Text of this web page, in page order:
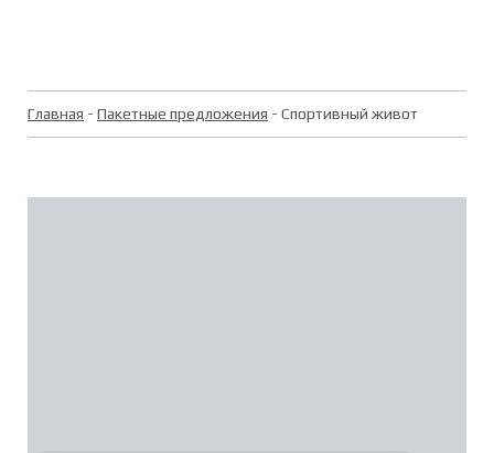
Главная - Пакетные предложения - Спортивный живот